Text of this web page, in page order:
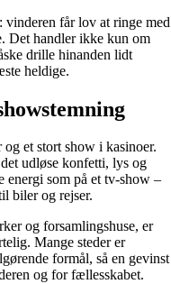
vinderen får lov at ringe med
Det handler ikke kun om
drille hinanden lidt
heldige.
et stort show i kasinoer.
udløse konfetti, lys og
energi som på et tv-show –
biler og rejser.
og forsamlingshuse, er
Mange steder er
formål, så en gevinst
og for fællesskabet.